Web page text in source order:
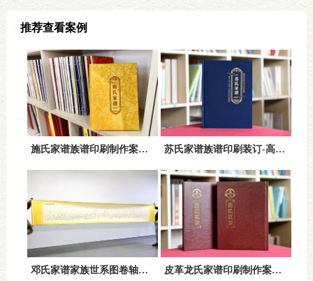
推荐查看案例
施氏家谱族谱印刷制作案例-布艺精装设计与高品质印刷一站式定制 苏氏家谱族谱印刷装订-高品质精装工艺传承百年家族文化
邓氏家谱家族世系图卷轴定制设计方案-高端传承与文化展示新形式 皮革龙氏家谱印刷制作案例-高端精装设计与传统文化完美融合